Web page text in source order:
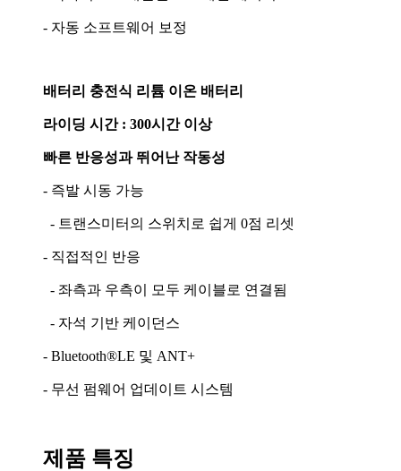
- 자동 소프트웨어 보정
배터리 충전식 리튬 이온 배터리
라이딩 시간 : 300시간 이상
빠른 반응성과 뛰어난 작동성
- 즉발 시동 가능
- 트랜스미터의 스위치로 쉽게 0점 리셋
- 직접적인 반응
- 좌측과 우측이 모두 케이블로 연결됨
- 자석 기반 케이던스
- Bluetooth®LE 및 ANT+
- 무선 펌웨어 업데이트 시스템
제품 특징